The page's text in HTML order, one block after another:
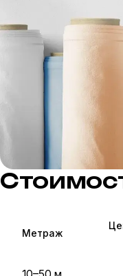
Метраж